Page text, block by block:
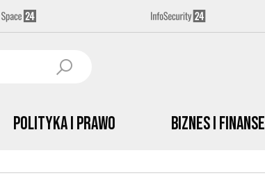
Polityka i prawo Biznes i Finanse